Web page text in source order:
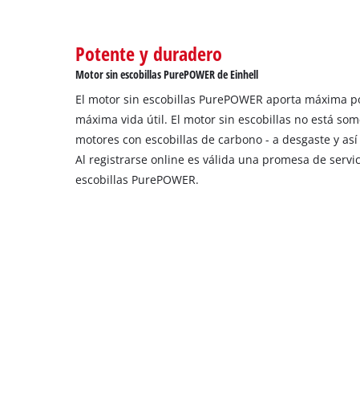
Potente y duradero
Motor sin escobillas PurePOWER de Einhell
El motor sin escobillas PurePOWER aporta máxima
máxima vida útil. El motor sin escobillas no está
motores con escobillas de carbono - a desgaste y
Al registrarse online es válida una promesa de
escobillas PurePOWER.